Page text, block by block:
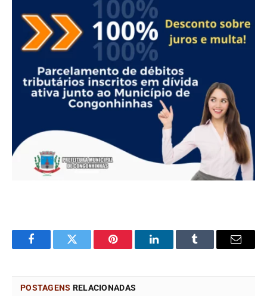
FacebookTwitter Pinterest LinkedInTumblr Email
POSTAGENS RELACIONADAS